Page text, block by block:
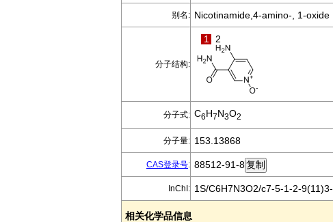
别名: Nicotinamide,4-amino-, 1-oxide
分子结构:
1 2
分子式: C6H7N3O2
分子量: 153.13868
CAS登录号: 88512-91-8
InChI: 1S/C6H7N3O2/c7-5-1-2-
相关化学品信息